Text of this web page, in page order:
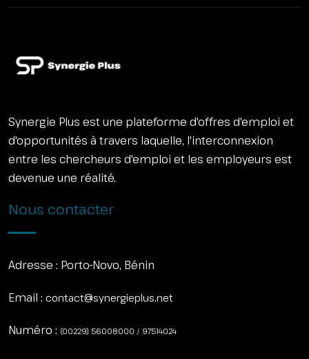
Synergie Plus est une plateforme d'offres d'emploi et
d'opportunités à travers laquelle, l'interconnexion
entre les chercheurs d'emploi et les employeurs est
devenue une réalité.
Nous contacter
Adresse : Porto-Novo, Bénin
Email : contact@synergieplus.net
Numéro : (00229) 56008000 / 97514024